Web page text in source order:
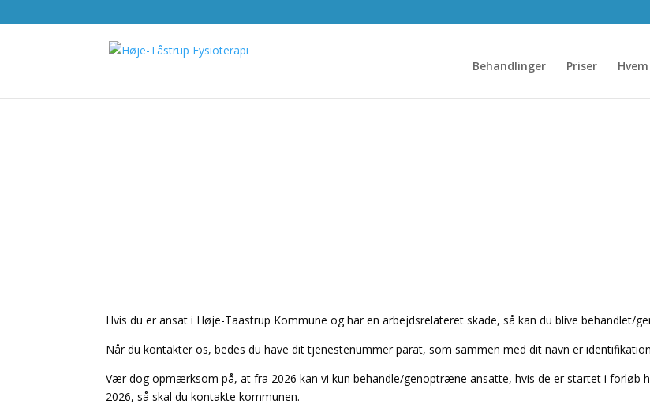
Behandlinger Priser
Hvis du er ansat i Høje-Taastrup Kommune og har en arbejdsrelateret skade, så kan du blive behandlet/
Når du kontakter os, bedes du have dit tjenestenummer parat, som sammen med dit navn er
Vær dog opmærksom på, at fra 2026 kan vi kun behandle/genoptræne ansatte, hvis de er startet i forløb
2026, så skal du kontakte kommunen.